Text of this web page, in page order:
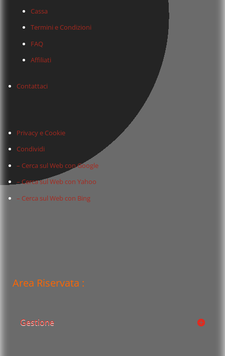
Cassa
Termini e Condizioni
FAQ
Affiliati
Contattaci
Privacy e Cookie
Condividi
– Cerca sul Web con Google
– Cerca sul Web con Yahoo
– Cerca sul Web con Bing
Area Riservata :
Gestione